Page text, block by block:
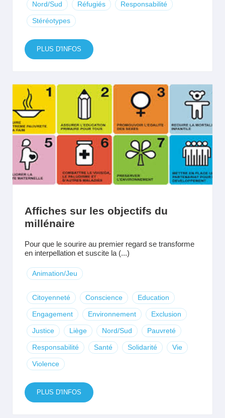
Nord/Sud Réfugiés Responsabilité
Stéréotypes
PLUS D'INFOS
Affiches sur les objectifs du
millénaire
Pour que le sourire au premier regard se transforme
en interpellation et suscite la (...)
Animation/Jeu
Citoyenneté Conscience Education
Engagement Environnement Exclusion
Justice Liège Nord/Sud Pauvreté
Responsabilité Santé Solidarité Vie
Violence
PLUS D'INFOS